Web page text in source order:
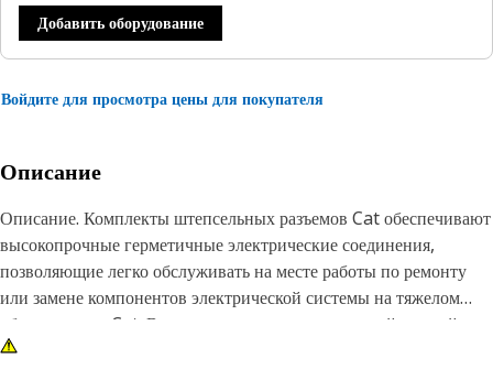
Добавить оборудование
Войдите для просмотра цены для покупателя
Описание
Описание. Комплекты штепсельных разъемов Cat обеспечивают
высокопрочные герметичные электрические соединения,
позволяющие легко обслуживать на месте работы по ремонту
или замене компонентов электрической системы на тяжелом
оборудовании Cat. В комплект входит совместимый черный
огнестойкий нейлоновый 2-контактный штепсельный разъем V-